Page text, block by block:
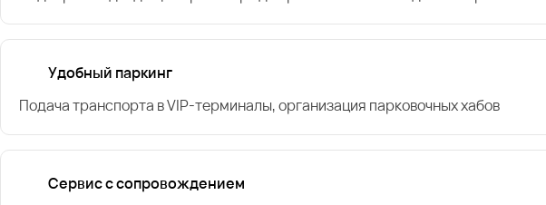
Удобный паркинг
Подача транспорта в VIP-терминалы, организация парковочных хабов
Сервис с сопровождением